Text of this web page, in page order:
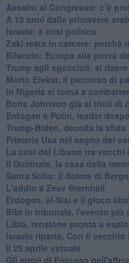
Assalto al Congresso: c’è
A 10 anni dalle primavere
Israele: è crisi politica
Zaki resta in carcere: perchè
Bilancio: Europa alla prova
Trump agli sgoccioli: si
Morto Erekat, il percorso di
In Nigeria si torna a
Boris Johnson già ai titoli di
Erdogan e Putin, leader
Trump-Biden, decolla la sfida
Primarie Usa nel segno del
La crisi del Libano tra vecchi
Il Quirinale, la casa della
Santa Sofia: il dolore di
L'addio a ​Zeev Sternhell
Erdogan, al-Sisi e il gioco
Bibi in tribunale, l'evento più
Libia, tensione pronta a
Israele riparte. Con il vecchio
Il 25 aprile virtuale
Gli errori di Erdogan